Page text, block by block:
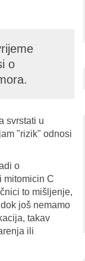
o
svrstati u
"rizik" odnosi
o
mitomicin C
to mišljenje,
još nemamo
takav
ili